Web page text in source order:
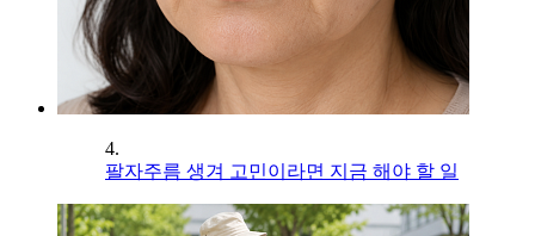
4.
팔자주름 생겨 고민이라면 지금 해야 할 일